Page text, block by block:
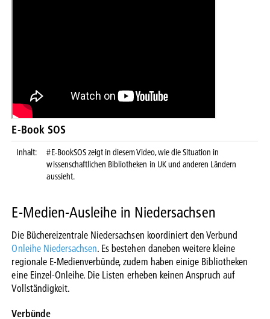
E-Book SOS
Inhalt:
#E-BookSOS zeigt in diesem Video, wie die Situation in
wissenschaftlichen Bibliotheken in UK und anderen Ländern
aussieht.
E-Medien-Ausleihe in Niedersachsen
Die Büchereizentrale Niedersachsen koordiniert den Verbund
Onleihe Niedersachsen. Es bestehen daneben weitere kleine
regionale E-Medienverbünde, zudem haben einige Bibliotheken
eine Einzel-Onleihe. Die Listen erheben keinen Anspruch auf
Vollständigkeit.
Verbünde